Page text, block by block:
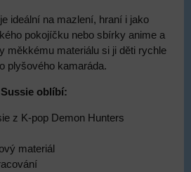
ideální na mazlení, hraní i jako
pokojíčku nebo sbírky anime a
měkkému materiálu si ji děti rychle
plyšového kamaráda.
oblíbí:
z K-pop Demon Hunters
materiál